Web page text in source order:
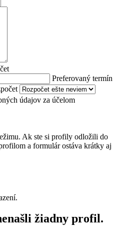
Preferovaný termín
údajov za účelom
Ak ste si profily odložili do
a formulár ostáva krátky aj
žiadny profil.